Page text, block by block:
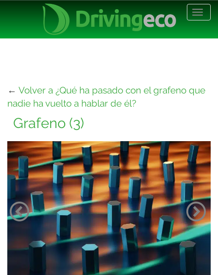
← Volver a ¿Qué ha pasado con el grafeno que
nadie ha vuelto a hablar de él?
Grafeno (3)